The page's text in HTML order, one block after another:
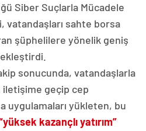
Siber Suçlarla Mücadele
vatandaşları sahte borsa
şüphelilere yönelik geniş
sonucunda, vatandaşlarla
iletişime geçip cep
uygulamaları yükleten, bu
kazançlı yatırım”